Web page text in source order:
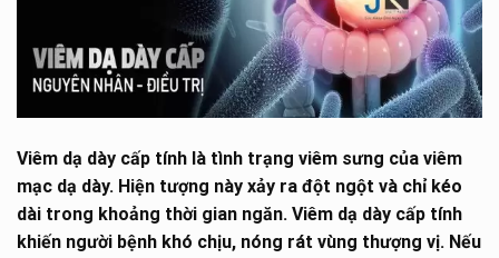
Viêm dạ dày cấp tính là tình trạng viêm sưng của viêm
mạc dạ dày. Hiện tượng này xảy ra đột ngột và chỉ kéo
dài trong khoảng thời gian ngăn. Viêm dạ dày cấp tính
khiến người bệnh khó chịu, nóng rát vùng thượng vị. Nếu